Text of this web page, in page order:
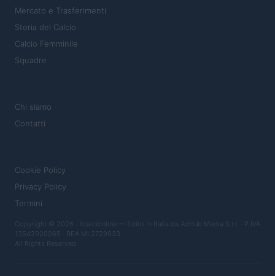
Mercato e Trasferimenti
Storia del Calcio
Calcio Femminile
Squadre
Chi siamo
Contatti
Cookie Policy
Privacy Policy
Termini
Copyright © 2026 · Ilcalcionline — Edito in Italia da AdHub Media S.r.l. · P.IVA
13542920965 · REA MI 2729933
All Rights Reserved